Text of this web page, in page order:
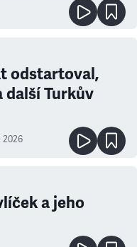
odstartoval,
další Turkův
2026
a jeho